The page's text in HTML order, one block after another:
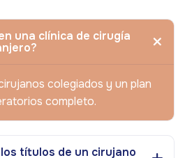
una clínica de cirugía
colegiados y un plan
completo.
títulos de un cirujano